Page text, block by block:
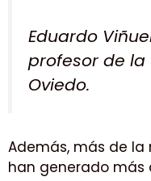
Eduardo
profesor de la
Oviedo.
Además, más de
han generado más